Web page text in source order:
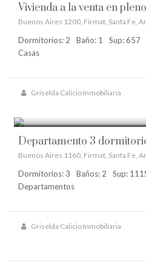
Vivienda a la venta en
Buenos Aires 1200, Firmat, Santa Fe,
Dormitorios: 2 Baño: 1
Sup: 657
Casas
Griselda Calicio Inmobiliaria
Departamento 3
Buenos Aires 1160, Firmat, Santa Fe,
Dormitorios: 3 Baños: 2
Sup:
Departamentos
Griselda Calicio Inmobiliaria